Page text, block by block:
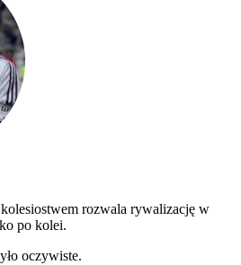
kolesiostwem rozwala rywalizację w
po kolei.
oczywiste.